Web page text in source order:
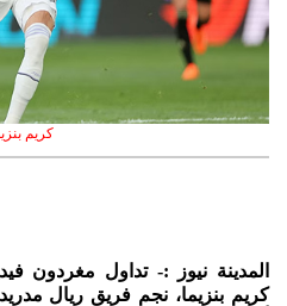
كريم
المدينة نيوز :- تداول مغردون
كريم بنزيما، نجم فريق ريال